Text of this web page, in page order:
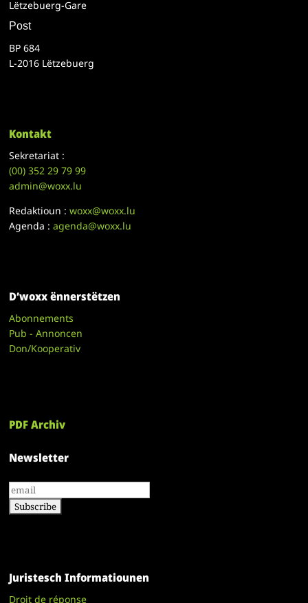
Lëtzebuerg-Gare
Post
BP 684
L-2016 Lëtzebuerg
Kontakt
Sekretariat :
(00)352 29 79 99
admin@woxx.lu
Redaktioun :woxx@woxx.lu
Agenda :agenda@woxx.lu
D’woxx ënnerstëtzen
Abonnements
Pub - Annoncen
Don/Kooperativ
PDF Archiv
Newsletter
Juristesch Informatiounen
Droit de réponse